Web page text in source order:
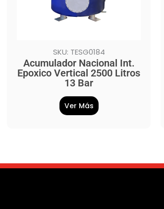
SKU: TESG0184
Acumulador Nacional Int.
Epoxico Vertical 2500 Litros
13 Bar
Ver Más